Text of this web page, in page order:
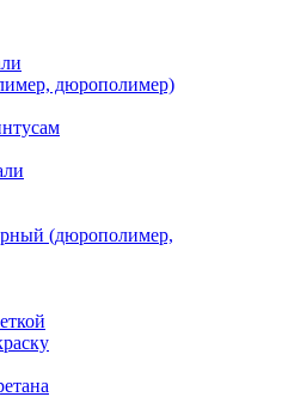
дюрополимер)
(дюрополимер,